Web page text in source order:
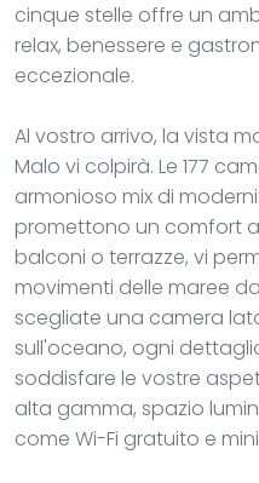
cinque stelle offre un
relax, benessere e
eccezionale.
Al vostro arrivo, la vista
Malo vi colpirà. Le 177
armonioso mix di
promettono un comfort
balconi o terrazze, vi
movimenti delle maree
scegliate una camera
sull'oceano, ogni
soddisfare le vostre
alta gamma, spazio
come Wi-Fi gratuito e